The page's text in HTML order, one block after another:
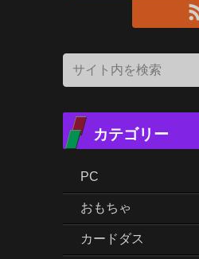
カテゴリー
PC
おもちゃ
カードダス